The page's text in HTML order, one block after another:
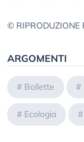
© RIPRODUZIONE
ARGOMENTI
# Bollette #
# Ecologia #